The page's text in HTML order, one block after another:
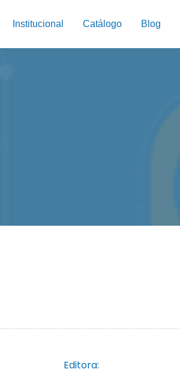
Institucional Catálogo Blog
Editora: